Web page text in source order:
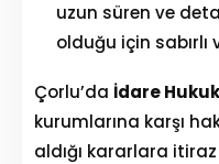
uzun süren ve
olduğu için sabırlı
Çorlu’da İdare
kurumlarına karşı
aldığı kararlara